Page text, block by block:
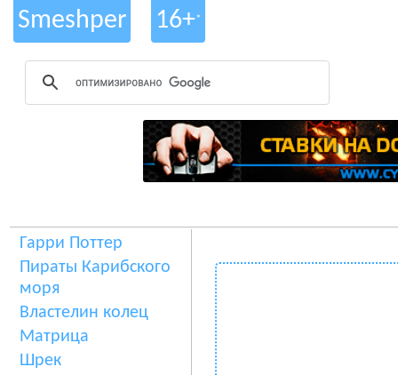
16+*
Smeshper
Гарри Поттер
Пираты Карибского
моря
Властелин колец
Матрица
Шрек